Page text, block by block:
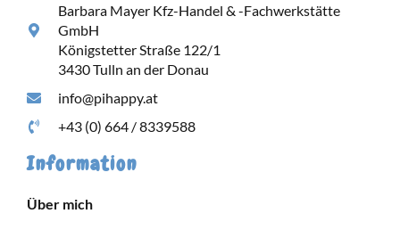
Barbara Mayer Kfz-Handel & -Fachwerkstätte
GmbH
Königstetter Straße 122/1
3430 Tulln an der Donau
info@pihappy.at
+43 (0) 664 / 8339588
Information
Über mich